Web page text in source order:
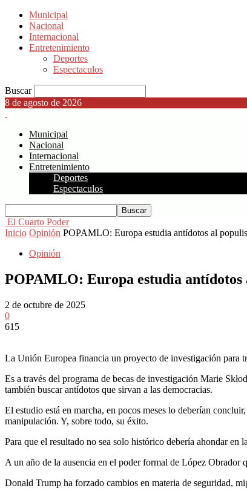
Municipal
Nacional
Internacional
Entretenimiento
Deportes
Espectaculos
Buscar
8 de agosto de 2026
Municipal
Nacional
Internacional
Entretenimiento
Deportes
Espectaculos
El Cuarto Poder
Inicio Opinión POPAMLO: Europa estudia antídotos al
Opinión
POPAMLO: Europa estudia antídotos
2 de octubre de 2025
0
615
La Unión Europea financia un proyecto de investigación para
Es a través del programa de becas de investigación Marie
también buscar antídotos que sirvan a las democracias.
El estudio está en marcha, en pocos meses lo deberían
manipulación. Y, sobre todo, su éxito.
Para que el resultado no sea solo histórico debería ahondar
A un año de la ausencia en el poder formal de López
Donald Trump ha forzado cambios en materia de seguridad,